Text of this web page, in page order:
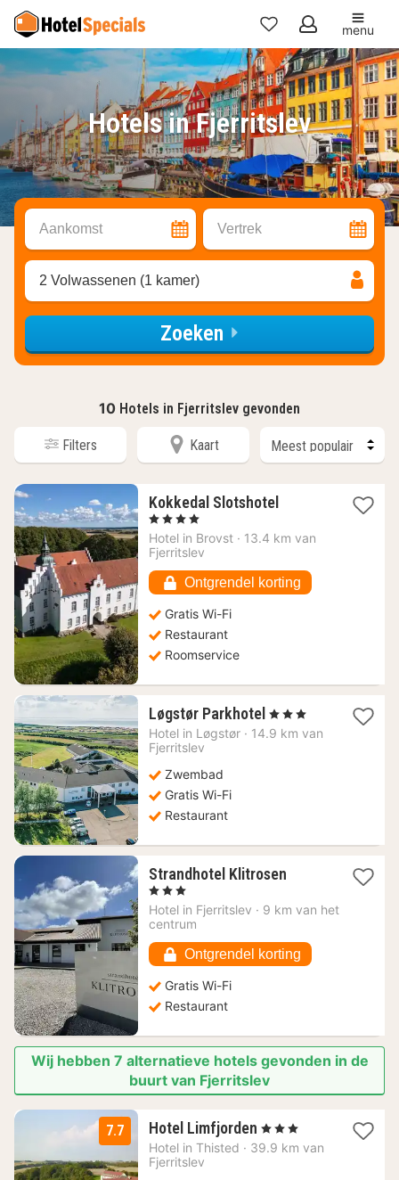
Mijn
favorieten
menu
Hotels in Fjerritslev
Aankomst Vertrek
2 Volwassenen (1 kamer)
Zoeken
10 Hotels in Fjerritslev gevonden
Filters Kaart
Kokkedal Slotshotel1
vanaf
, 4 Sterren
Hotel in Brovst · 13.4 km van
Fjerritslev
Ontgrendel korting
Gratis Wi-Fi
Restaurant
Roomservice
Løgstør Parkhotel 1
nacht
, 3 Sterren
Hotel in Løgstør · 14.9 km van
Fjerritslev
Zwembad
Gratis Wi-Fi
Restaurant
Strandhotel Klitrosen1
vanaf
, 3 Sterren
Hotel in Fjerritslev · 9 km van het
centrum
Ontgrendel korting
Gratis Wi-Fi
Restaurant
Wij hebben 7 alternatieve hotels gevonden in de
buurt van Fjerritslev
7.7 Hotel Limfjorden 1
nacht
, 3 Sterren
Hotel in Thisted · 39.9 km van
Fjerritslev